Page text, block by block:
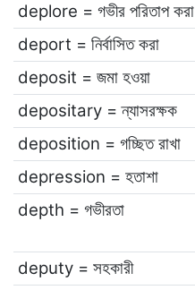
deplore = গভীর পরিতাপ করা
deport = নির্বাসিত করা
deposit = জমা হওয়া
depositary = ন্যাসরক্ষক
deposition = গচ্ছিত রাখা
depression = হতাশা
depth = গভীরতা
deputy = সহকারী